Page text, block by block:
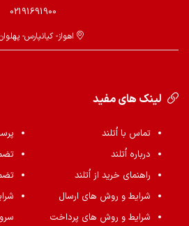
02191691900
اهواز- کیانپارس-
لینک های مفید
تماس با اُتلند
درباره اُتلند
راهنمای خرید از اُتلند
شرایط و روش های ارسال
شرایط و روش های پرداخت